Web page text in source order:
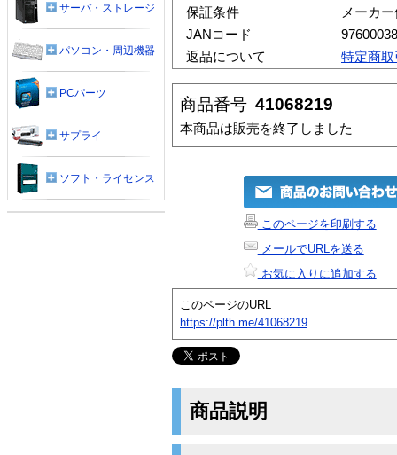
保証条件
メーカ
JANコード
返品について
特定商
商品番号 41068219
本商品は販売を終了しました
このページを印刷する
メールでURLを送る
お気に入りに追加する
このページのURL
https://plth.me/41068219
商品説明
サーバ・ストレージ
パソコン・周辺機器
PCパーツ
サプライ
ソフト・ライセンス